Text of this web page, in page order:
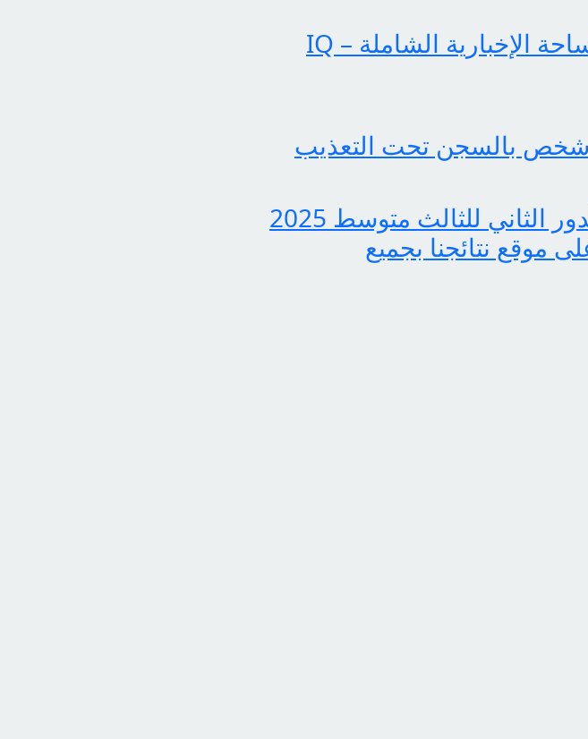
عملياتنا تحقق إنجازات بارزة في الساحة الإخبارية الشاملة – IQ
شخص بالسجن تحت التعذيب
بشرى سارة لجميع الطلاب، نتائج الدور الثاني للثالث متوسط 2025
موقع نتائجنا بجميع